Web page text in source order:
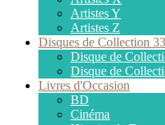
Artistes Y
Artistes Z
Disques de Collection
Disque de
Disque de
Livres d'Occasion
BD
Cinéma